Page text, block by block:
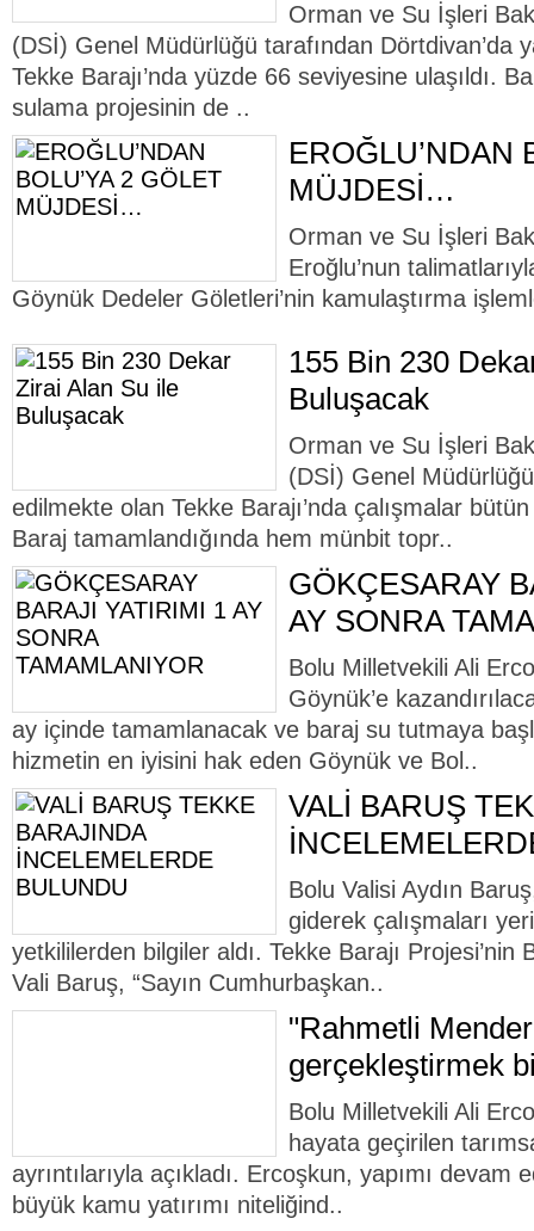
Orman ve Su İşleri
(DSİ) Genel Müdürlüğü tarafından Dörtdivan’da
Tekke Barajı’nda yüzde 66 seviyesine ulaşıldı.
sulama projesinin de ..
EROĞLU’NDAN
MÜJDESİ…
Orman ve Su İşleri
Eroğlu’nun
Göynük Dedeler Göletleri’nin kamulaştırma
155 Bin 230
Buluşacak
Orman ve Su İşleri
(DSİ) Genel
edilmekte olan Tekke Barajı’nda çalışmalar
Baraj tamamlandığında hem münbit topr..
GÖKÇESARAY
AY SONRA
Bolu Milletvekili Ali
Göynük’e
ay içinde tamamlanacak ve baraj su tutmaya
hizmetin en iyisini hak eden Göynük ve Bol..
VALİ BARUŞ
Bolu Valisi Aydın
giderek çalışmaları
yetkililerden bilgiler aldı. Tekke Barajı Projesi’nin
Vali Baruş, “Sayın Cumhurbaşkan..
"Rahmetli
gerçekleştirmek
Bolu Milletvekili Ali
hayata geçirilen
ayrıntılarıyla açıkladı. Ercoşkun, yapımı devam
büyük kamu yatırımı niteliğind..